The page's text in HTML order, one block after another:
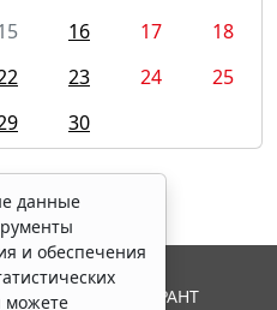
16 17
18
23 24
25
30
данные
и обеспечения
можете
2026. Система ГАРАНТ